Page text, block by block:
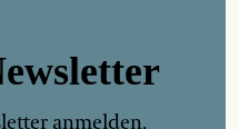
anmelden.